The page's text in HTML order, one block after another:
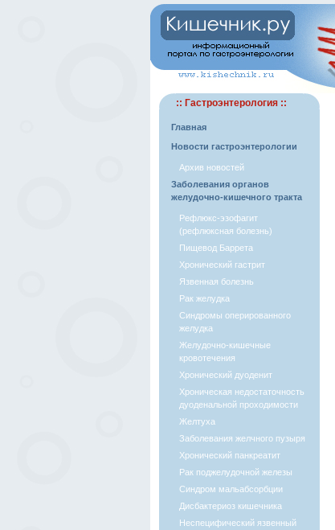
:: Гастроэнтерология ::
Главная
Новости гастроэнтерологии
Архив новостей
Заболевания органов
желудочно-кишечного тракта
Рефлюкс-эзофагит
(рефлюксная болезнь)
Пищевод Баррета
Хронический гастрит
Язвенная болезнь
Рак желудка
Синдромы оперированного
желудка
Желудочно-кишечные
кровотечения
Хронический дуоденит
Хроническая недостаточность
дуоденальной проходимости
Желтуха
Заболевания желчного пузыря
Хронический панкреатит
Рак поджелудочной железы
Синдром мальабсорбции
Дисбактериоз кишечника
Неспецифический язвенный